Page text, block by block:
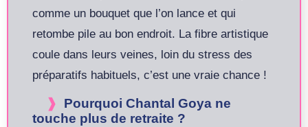
comme un bouquet que l’on lance et qui
retombe pile au bon endroit. La fibre artistique
coule dans leurs veines, loin du stress des
préparatifs habituels, c’est une vraie chance !
Pourquoi Chantal Goya ne
touche plus de retraite ?